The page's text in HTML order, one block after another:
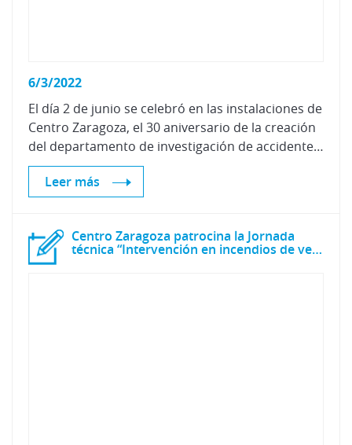
6/3/2022
El día 2 de junio se celebró en las instalaciones de
Centro Zaragoza, el 30 aniversario de la creación
del departamento de investigación de accidentes de tráfico, en el que se inauguró un monumento en honor a las víctimas por accidentes de tráfico.
Leer más
Centro Zaragoza patrocina la Jornada
técnica “Intervención en incendios de vehículos eléctricos"